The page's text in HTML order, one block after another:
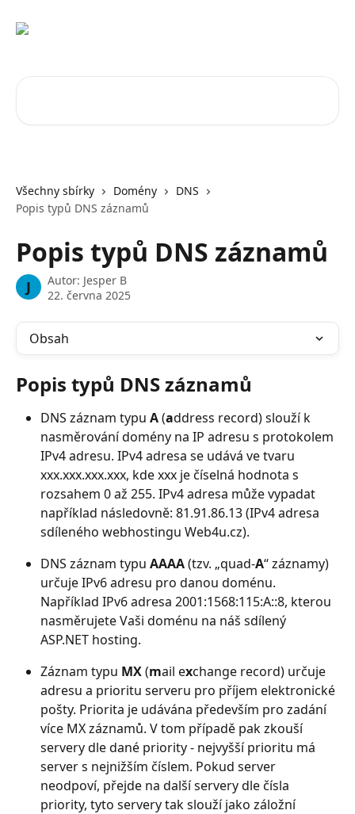
Všechny sbírky Domény
DNS
Popis typů DNS záznamů
Popis typů DNS záznamů
J Autor: Jesper B
22. června 2025
Obsah
Popis typů DNS záznamů
DNS záznam typu A (address record) slouží k
nasměrování domény na IP adresu s protokolem
IPv4 adresu. IPv4 adresa se udává ve tvaru
xxx.xxx.xxx.xxx, kde xxx je číselná hodnota s
rozsahem 0 až 255. IPv4 adresa může vypadat
například následovně: 81.91.86.13 (IPv4 adresa
sdíleného webhostingu Web4u.cz).
DNS záznam typu AAAA (tzv. „quad-A“ záznamy)
určuje IPv6 adresu pro danou doménu.
Například IPv6 adresa 2001:1568:115:A::8, kterou
nasměrujete Vaši doménu na náš sdílený
ASP.NET hosting.
Záznam typu MX (mail exchange record) určuje
adresu a prioritu serveru pro příjem elektronické
pošty. Priorita je udávána především pro zadání
více MX záznamů. V tom případě pak zkouší
servery dle dané priority - nejvyšší prioritu má
server s nejnižším číslem. Pokud server
neodpoví, přejde na další servery dle čísla
priority, tyto servery tak slouží jako záložní